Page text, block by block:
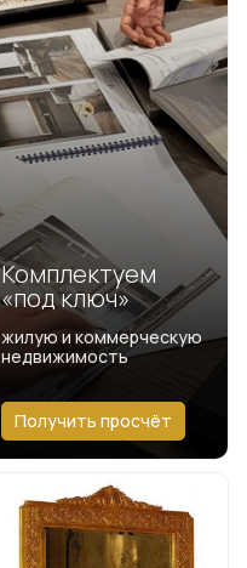
Комплектуем
«под ключ»
жилую и коммерческую
недвижимость
Получить просчёт